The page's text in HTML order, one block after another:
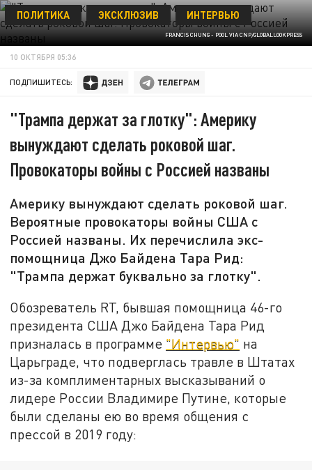
FRANCIS CHUNG - POOL VIA CNP/GLOBALLOOKPRESS
ПОЛИТИКА ЭКСКЛЮЗИВ ИНТЕРВЬЮ
10 ОКТЯБРЯ 05:36
ПОДПИШИТЕСЬ:
"Трампа держат за глотку": Америку
вынуждают сделать роковой шаг.
Провокаторы войны с Россией названы
Америку вынуждают сделать роковой шаг.
Вероятные провокаторы войны США с
Россией названы. Их перечислила экс-
помощница Джо Байдена Тара Рид:
"Трампа держат буквально за глотку".
Обозреватель RT, бывшая помощница 46-го
президента США Джо Байдена Тара Рид
призналась в программе "Интервью" на
Царьграде, что подверглась травле в Штатах
из-за комплиментарных высказываний о
лидере России Владимире Путине, которые
были сделаны ею во время общения с
прессой в 2019 году: